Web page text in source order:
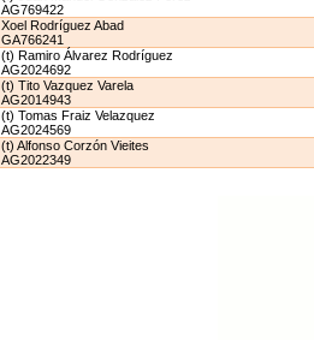
AG769422
Xoel Rodríguez Abad
GA766241
(t) Ramiro Álvarez Rodríguez
AG2024692
(t) Tito Vazquez Varela
AG2014943
(t) Tomas Fraiz Velazquez
AG2024569
(t) Alfonso Corzón Vieites
AG2022349